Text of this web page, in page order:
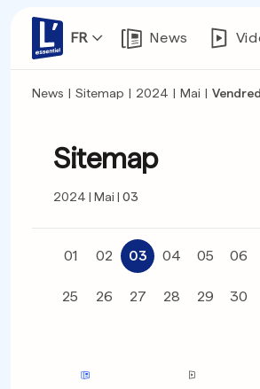
FR News
News | Sitemap | 2024 | Mai |
Sitemap
2024 Mai 03
01 02 03 04 05 06
25 26 27 28 29 30